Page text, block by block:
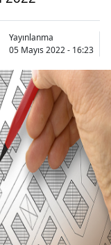
Yayınlanma
05 Mayıs 2022 - 16:23